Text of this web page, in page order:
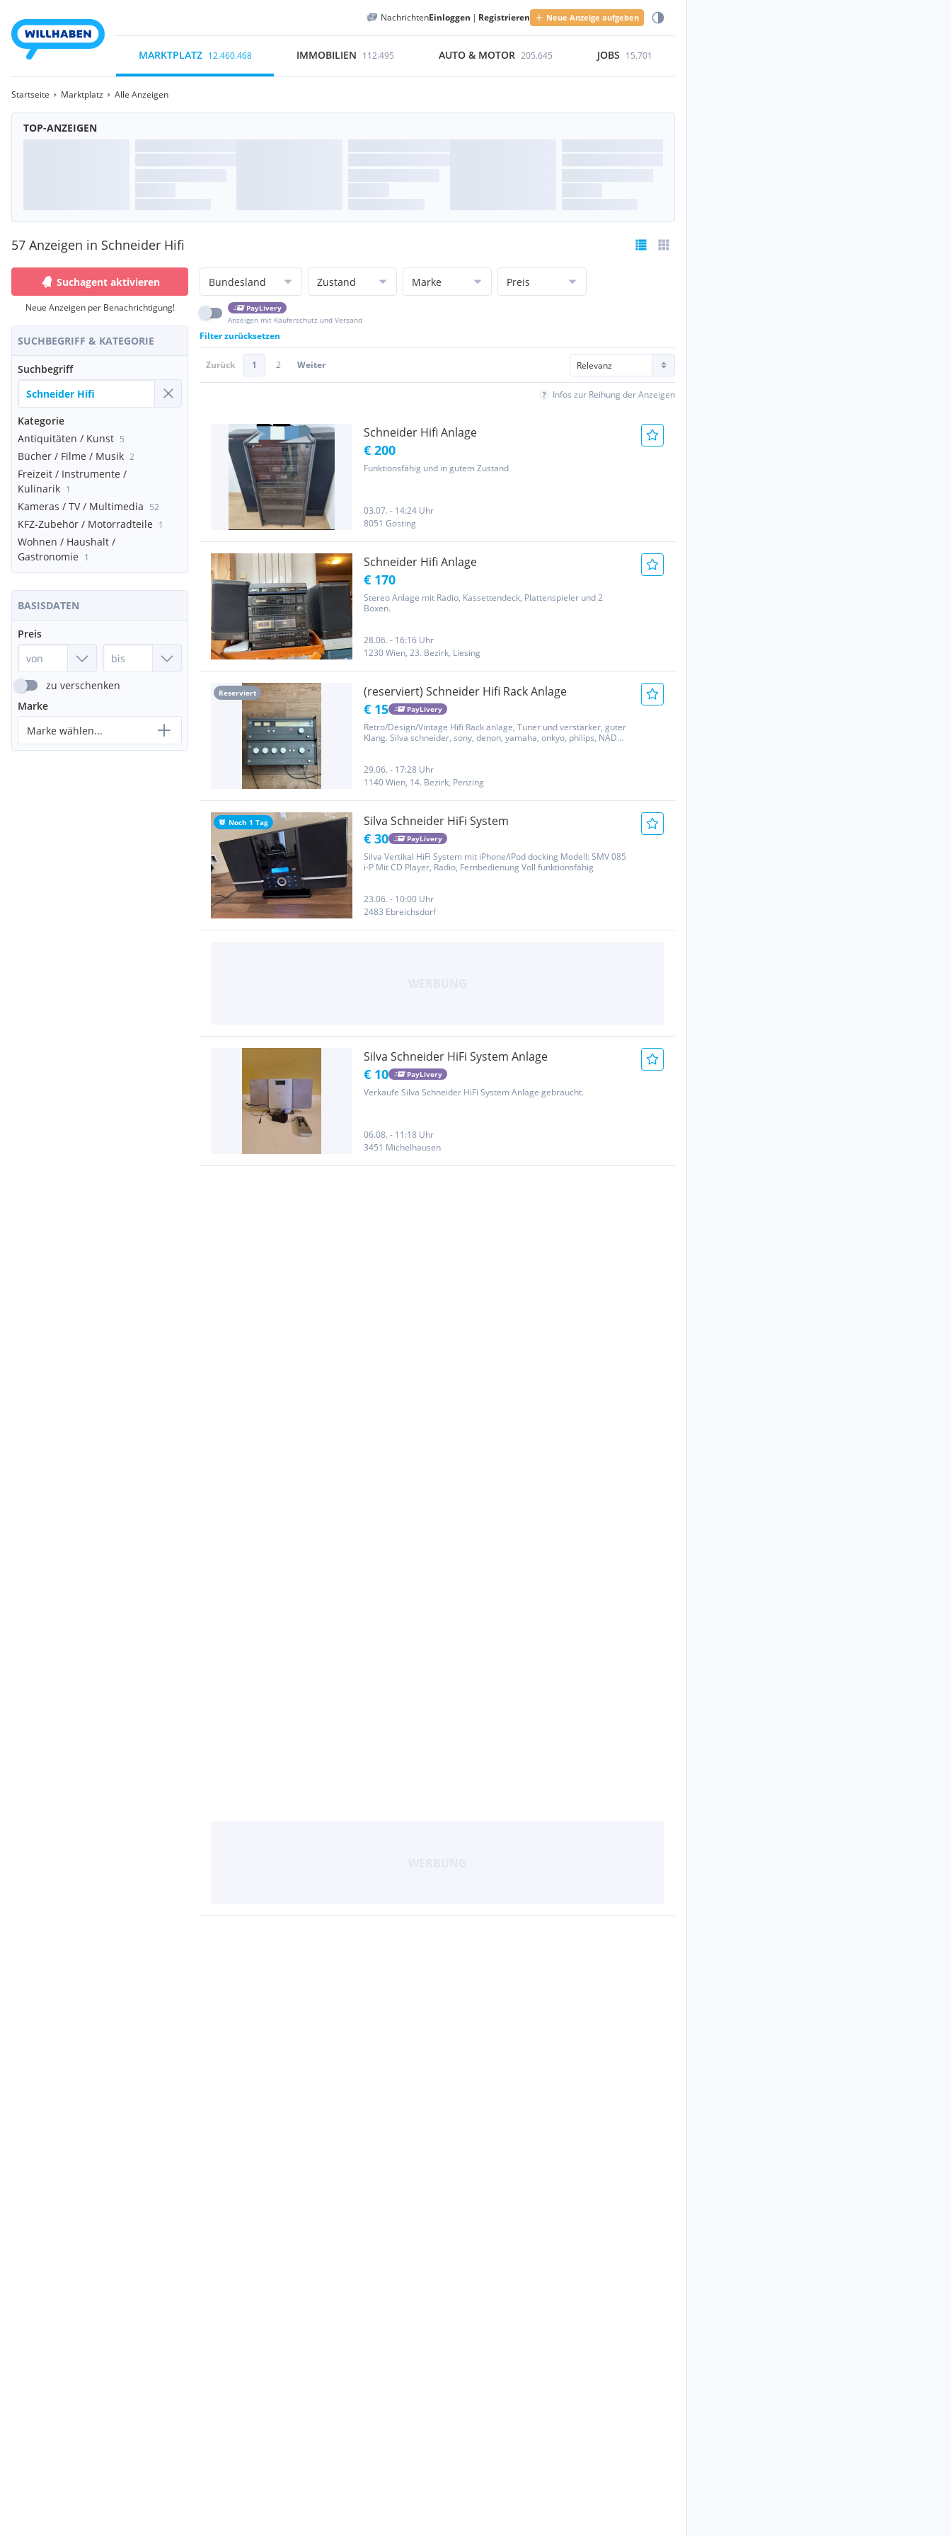
NachrichtenEinloggen | Registrieren Neue Anzeige aufgeben
MARKTPLATZ 12.460.468 IMMOBILIEN 112.495 AUTO & MOTOR 205.645 JOBS 15.701
Startseite Marktplatz Alle Anzeigen
TOP-ANZEIGEN
57 Anzeigen in Schneider Hifi
Suchagent aktivieren
Neue Anzeigen per Benachrichtigung!
SUCHBEGRIFF & KATEGORIE
Suchbegriff
Kategorie
Antiquitäten / Kunst 5
Bücher / Filme / Musik 2
Freizeit / Instrumente /
Kulinarik 1
Kameras / TV / Multimedia 52
KFZ-Zubehör / Motorradteile 1
Wohnen / Haushalt /
Gastronomie 1
BASISDATEN
Preis
zu verschenken
Marke
Marke wählen...
Bundesland Zustand Marke Preis
PayLivery
Anzeigen mit Käuferschutz und Versand
Filter zurücksetzen
Zurück 1 2 Weiter
Infos zur Reihung der Anzeigen
Schneider Hifi Anlage
€ 200
Funktionsfähig und in gutem Zustand
03.07. - 14:24 Uhr
8051 Gösting
Schneider Hifi Anlage
€ 170
Stereo Anlage mit Radio, Kassettendeck, Plattenspieler und 2
Boxen.
28.06. - 16:16 Uhr
1230 Wien, 23. Bezirk, Liesing
Reserviert (reserviert) Schneider Hifi Rack Anlage
€ 15 PayLivery
Retro/Design/Vintage Hifi Rack anlage, Tuner und verstärker, guter
Klang. Silva schneider, sony, denon, yamaha, onkyo, philips, NAD
29.06. - 17:28 Uhr
1140 Wien, 14. Bezirk, Penzing
Noch 1 Tag Silva Schneider HiFi System
€ 30 PayLivery
Silva Vertikal HiFi System mit iPhone/iPod docking Modell: SMV 085
i-P Mit CD Player, Radio, Fernbedienung Voll funktionsfähig
23.06. - 10:00 Uhr
2483 Ebreichsdorf
Silva Schneider HiFi System Anlage
€ 10 PayLivery
Verkaufe Silva Schneider HiFi System Anlage gebraucht.
06.08. - 11:18 Uhr
3451 Michelhausen